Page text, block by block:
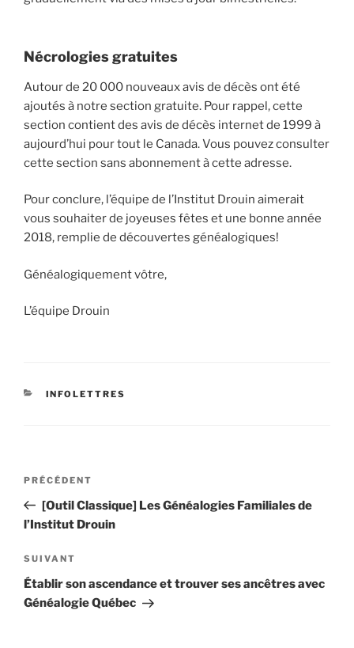
Nécrologies gratuites
Autour de 20 000 nouveaux avis de décès ont été
ajoutés à notre section gratuite. Pour rappel, cette
section contient des avis de décès internet de 1999 à
aujourd’hui pour tout le Canada. Vous pouvez consulter
cette section sans abonnement à cette adresse.
Pour conclure, l’équipe de l’Institut Drouin aimerait
vous souhaiter de joyeuses fêtes et une bonne année
2018, remplie de découvertes généalogiques!
Généalogiquement vôtre,
L’équipe Drouin
CATÉGORIES
INFOLETTRES
Navigation
l’article
Article
précédent
PRÉCÉDENT
[Outil Classique] Les Généalogies Familiales de
l’Institut Drouin
Article
suivant
SUIVANT
Établir son ascendance et trouver ses ancêtres avec
Généalogie Québec